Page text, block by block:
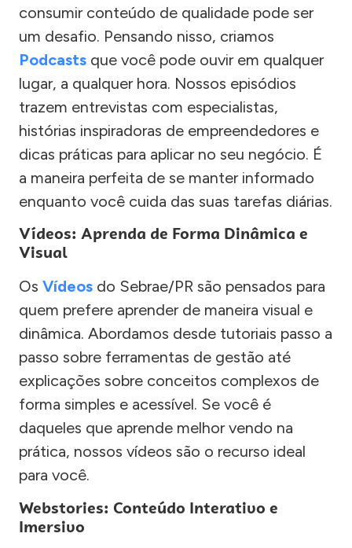
consumir conteúdo de qualidade pode ser
um desafio. Pensando nisso, criamos
Podcasts que você pode ouvir em qualquer
lugar, a qualquer hora. Nossos episódios
trazem entrevistas com especialistas,
histórias inspiradoras de empreendedores e
dicas práticas para aplicar no seu negócio. É
a maneira perfeita de se manter informado
enquanto você cuida das suas tarefas diárias.
Vídeos: Aprenda de Forma Dinâmica e
Visual
Os Vídeos do Sebrae/PR são pensados para
quem prefere aprender de maneira visual e
dinâmica. Abordamos desde tutoriais passo a
passo sobre ferramentas de gestão até
explicações sobre conceitos complexos de
forma simples e acessível. Se você é
daqueles que aprende melhor vendo na
prática, nossos vídeos são o recurso ideal
para você.
Webstories: Conteúdo Interativo e
Imersivo